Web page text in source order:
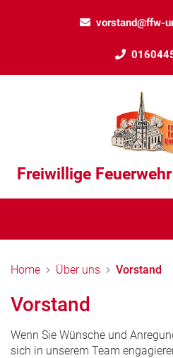
vorstand@ffw-
Freiwillige
Home Über uns Vorstand
Vorstand
Wenn Sie Wünsche und
sich in unserem Team